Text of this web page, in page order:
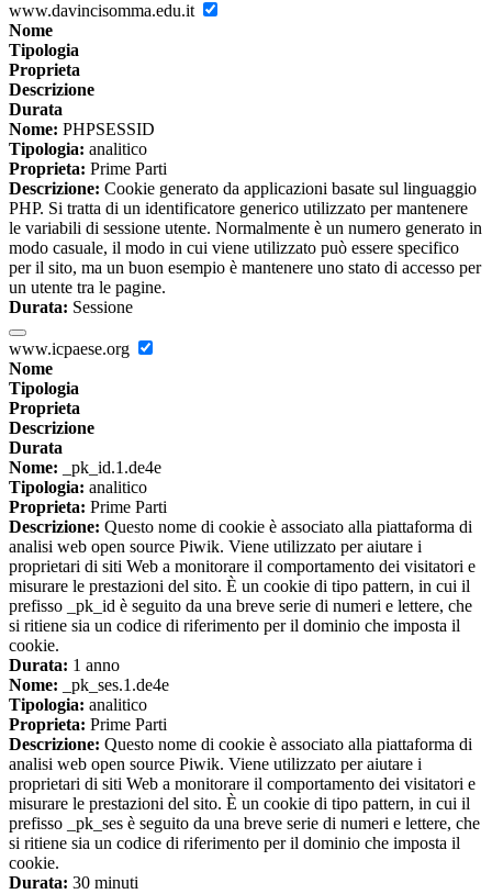
www.davincisomma.edu.it
Nome
Tipologia
Proprieta
Descrizione
Durata
Nome: PHPSESSID
Tipologia: analitico
Proprieta: Prime Parti
Descrizione: Cookie generato da applicazioni basate sul linguaggio
PHP. Si tratta di un identificatore generico utilizzato per mantenere
le variabili di sessione utente. Normalmente è un numero generato in
modo casuale, il modo in cui viene utilizzato può essere specifico
per il sito, ma un buon esempio è mantenere uno stato di accesso per
un utente tra le pagine.
Durata: Sessione
www.icpaese.org
Nome
Tipologia
Proprieta
Descrizione
Durata
Nome: _pk_id.1.de4e
Tipologia: analitico
Proprieta: Prime Parti
Descrizione: Questo nome di cookie è associato alla piattaforma di
analisi web open source Piwik. Viene utilizzato per aiutare i
proprietari di siti Web a monitorare il comportamento dei visitatori e
misurare le prestazioni del sito. È un cookie di tipo pattern, in cui il
prefisso _pk_id è seguito da una breve serie di numeri e lettere, che
si ritiene sia un codice di riferimento per il dominio che imposta il
cookie.
Durata: 1 anno
Nome: _pk_ses.1.de4e
Tipologia: analitico
Proprieta: Prime Parti
Descrizione: Questo nome di cookie è associato alla piattaforma di
analisi web open source Piwik. Viene utilizzato per aiutare i
proprietari di siti Web a monitorare il comportamento dei visitatori e
misurare le prestazioni del sito. È un cookie di tipo pattern, in cui il
prefisso _pk_ses è seguito da una breve serie di numeri e lettere, che
si ritiene sia un codice di riferimento per il dominio che imposta il
cookie.
Durata: 30 minuti